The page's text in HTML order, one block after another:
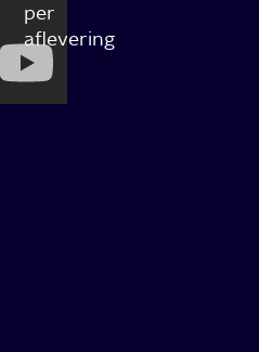
per
aflevering